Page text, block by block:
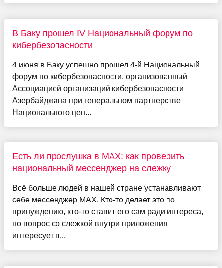
В Баку прошел IV Национальный форум по
кибербезопасности
4 июня в Баку успешно прошел 4-й Национальный
форум по кибербезопасности, организованный
Ассоциацией организаций кибербезопасности
Азербайджана при генеральном партнерстве
Национального цен...
Есть ли прослушка в MAX: как проверить
национальный мессенджер на слежку
Всё больше людей в нашей стране устанавливают
себе мессенджер MAX. Кто-то делает это по
принуждению, кто-то ставит его сам ради интереса,
но вопрос со слежкой внутри приложения
интересует в...